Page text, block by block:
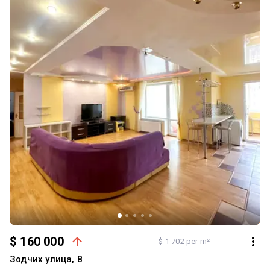
$ 160 000 $ 1 702 per m²
Зодчих улица, 8